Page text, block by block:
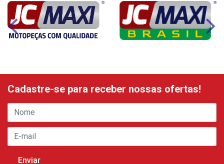
Cadastre-se para receber nossas ofertas!